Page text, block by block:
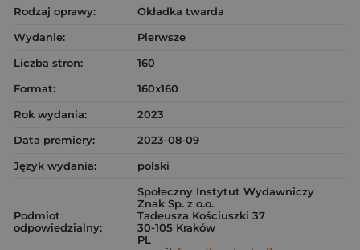
Rodzaj oprawy:
Okładka twarda
Wydanie:
Pierwsze
Liczba stron:
160
Format:
160x160
Rok wydania:
2023
Data premiery:
2023-08-09
Język wydania:
polski
Podmiot
odpowiedzialny:
Społeczny Instytut Wydawniczy
Znak Sp. z o.o.
Tadeusza Kościuszki 37
30-105 Kraków
PL